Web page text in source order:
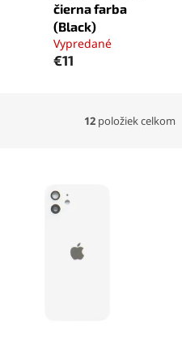
čierna farba
(Black)
Vypredané
€11
12 položiek celkom